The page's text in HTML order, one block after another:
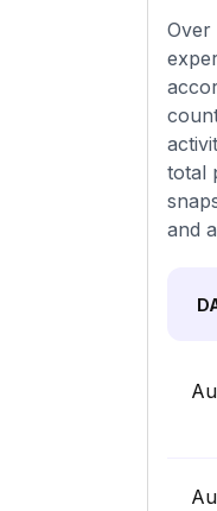
Over
total
and